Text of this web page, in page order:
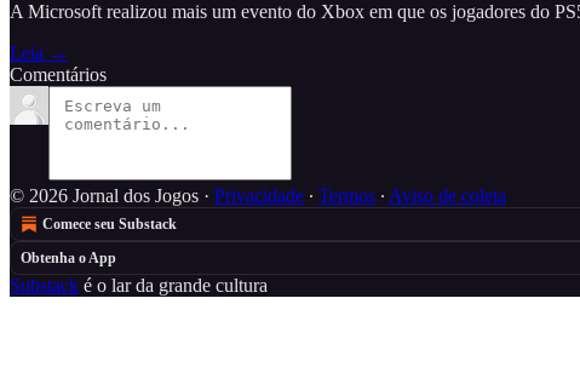
A Microsoft realizou mais um evento do Xbox em que os jogadores do
Leia →
Comentários
© 2026 Jornal dos Jogos · Privacidade ∙ Termos ∙ Aviso de coleta
Comece seu Substack
Obtenha o App
Substack é o lar da grande cultura